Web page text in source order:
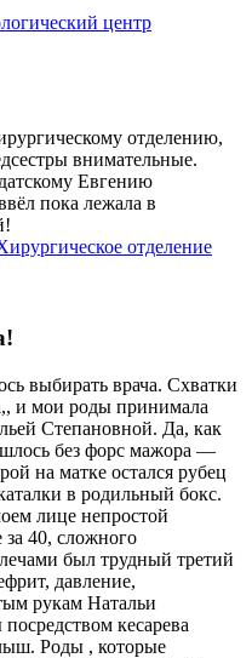
центр
отделению,
внимательные.
Евгению
пока лежала в
отделение
выбирать врача. Схватки
и мои роды принимала
Степановной. Да, как
без форс мажора —
на матке остался рубец
в родильный бокс.
лице непростой
40, сложного
был трудный третий
давление,
рукам Натальи
кесарева
Роды , которые